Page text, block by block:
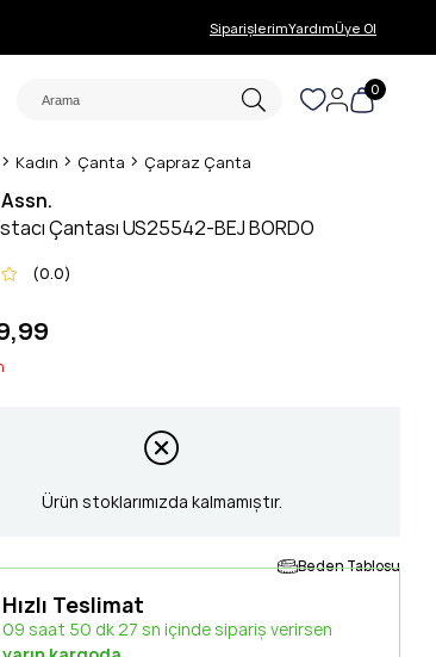
SiparişlerimYardımÜye Ol
0
Kadın Çanta Çapraz Çanta
Çantası US25542-BEJ BORDO
0.0
Ürün stoklarımızda kalmamıştır.
Beden Tablosu
Hızlı Teslimat
09 saat 50 dk 26 sn içinde sipariş verirsen